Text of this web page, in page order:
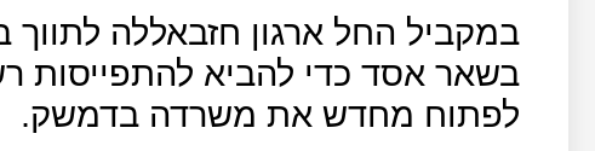
במקביל החל ארגון חזבאללה
בשאר אסד כדי להביא
לפתוח מחדש את משרדה בדמשק.